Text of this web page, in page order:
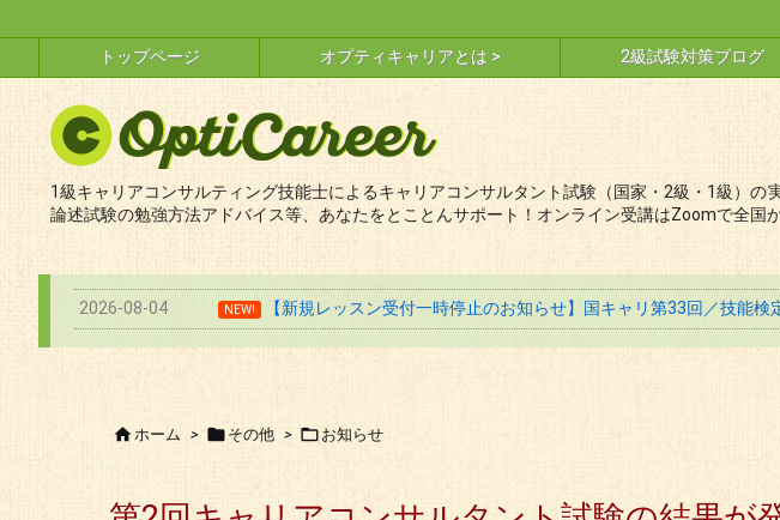
トップページ オプティキャリアとは > 2級試験対策ブログ
1級キャリアコンサルティング技能士によるキャリアコンサルタント試験（国家・2級・1級）
論述試験の勉強方法アドバイス等、あなたをとことんサポート！オンライン受講はZoomで全国
2026-08-04 NEW! 【新規レッスン受付一時停止のお知らせ】国キャリ第33回／技能検
ホーム >  その他 >  お知らせ